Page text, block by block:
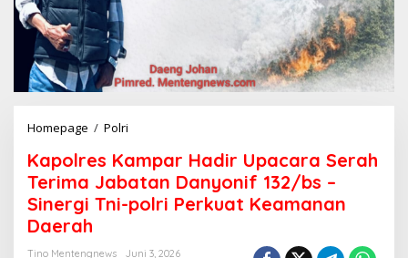
Homepage / Polri
p
o
l
r
Kapolres Kampar Hadir Upacara Serah
Terima Jabatan Danyonif 132/bs –
Sinergi Tni-polri Perkuat Keamanan
Daerah
Tino Mentengnews
Juni 3, 2026